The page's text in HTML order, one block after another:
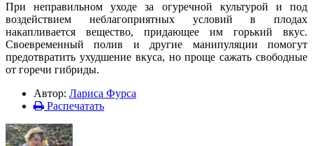
При неправильном уходе за огуречной культурой и под
воздействием неблагоприятных условий в плодах
накапливается вещество, придающее им горький вкус.
Своевременный полив и другие манипуляции помогут
предотвратить ухудшение вкуса, но проще сажать свободные
от горечи гибриды.
Автор: Лариса Фурса
Распечатать